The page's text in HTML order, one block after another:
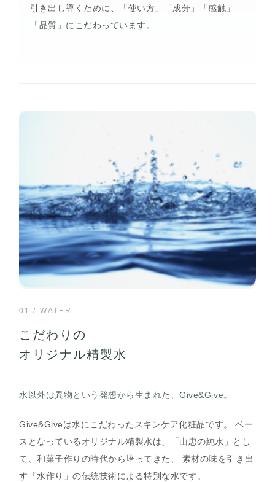
引き出し導くために、「使い方」「成分」「感触」
「品質」にこだわっています。
01 / WATER
こだわりの
オリジナル精製水
水以外は異物という発想から生まれた、Give&Give。
Give&Giveは水にこだわったスキンケア化粧品です。 ベー
スとなっているオリジナル精製水は、「山忠の純水」とし
て、和菓子作りの時代から培ってきた、 素材の味を引き出
す「水作り」の伝統技術による特別な水です。